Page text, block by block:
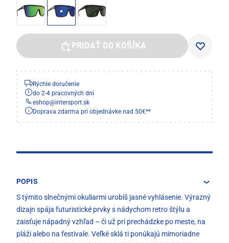
PRIDAŤ DO KOŠÍKA
Rýchle doručenie
do 2-4 pracovných dní
eshop@intersport.sk
Doprava zdarma pri objednávke nad 50€**
POPIS
S týmito slnečnými okuliarmi urobíš jasné vyhlásenie. Výrazný
dizajn spája futuristické prvky s nádychom retro štýlu a
zaisťuje nápadný vzhľad – či už pri prechádzke po meste, na
pláži alebo na festivale. Veľké sklá ti ponúkajú mimoriadne